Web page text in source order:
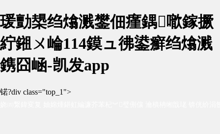
瑗勯槼绉熻溅鐢佃瘽鍝噷鎵撅
紵鎺ㄨ崘114鏌ュ彿鍙癬绉熻溅
鎸囧崡-凯发app
锘?div class="top_1">